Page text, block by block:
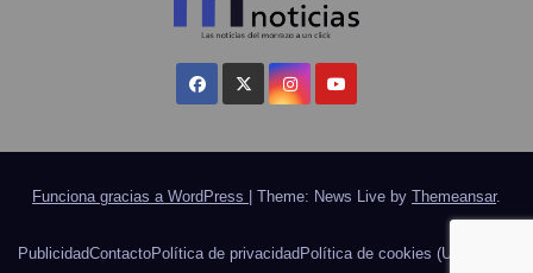
Funciona gracias a WordPress | Theme: News Live by Themeansar.
PublicidadContactoPolítica de privacidad Política de cookies (UE)